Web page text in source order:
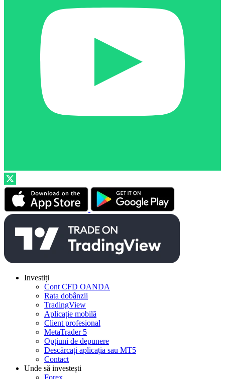
Investiți
Cont CFD OANDA
Rata dobânzii
TradingView
Aplicație mobilă
Client profesional
MetaTrader 5
Opțiuni de depunere
Descărcați aplicația sau MT5
Contact
Unde să investești